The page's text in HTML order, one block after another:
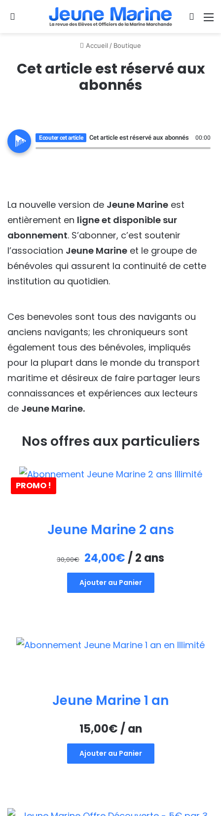
Se connecter
Accueil / Boutique
Cet article est réservé aux
abonnés
Ecouter cet article Cet article est réservé aux abonnés 00:00
La nouvelle version de Jeune Marine est
entièrement en ligne et disponible sur
abonnement. S’abonner, c’est soutenir
l’association Jeune Marine et le groupe de
bénévoles qui assurent la continuité de cette
institution au quotidien.
Ces benevoles sont tous des navigants ou
anciens navigants; les chroniqueurs sont
également tous des bénévoles, impliqués
pour la plupart dans le monde du transport
maritime et désireux de faire partager leurs
connaissances et expériences aux lecteurs
de Jeune Marine.
Nos offres aux particuliers
PROMO !
Jeune Marine 2 ans
30,00€ Le
prix
initial
24,00€ Le
prix
actuel
/ 2 ans
Ajouter au Panier
Jeune Marine 1 an
15,00€ / an
Ajouter au Panier